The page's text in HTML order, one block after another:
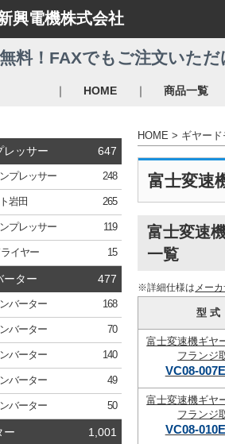
興電機株式会社
｜ HOME ｜ 商品一覧
レッサー 647
プレッサー 248
岩田 265
プレッサー 119
イヤー 15
ーター 477
バーター 168
バーター 70
バーター 140
バーター 49
バーター 50
ー 1,001
料！FAXでもご注文いただ
HOME ギヤー
富士変速
富士変速
一覧
※詳細仕様は メー
型 式
富士変速機ギヤ
フランジ
VC08-
富士変速機ギヤ
フランジ
VC08-